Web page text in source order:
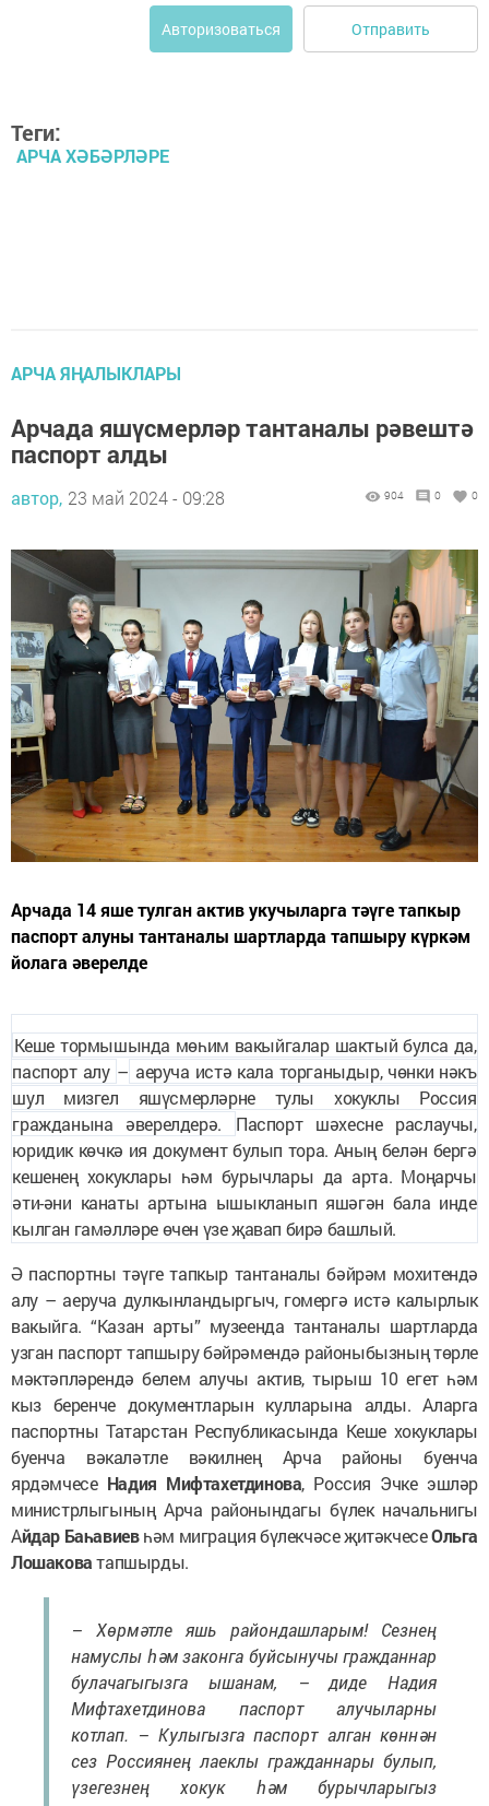
Авторизоваться Отправить
Теги:
АРЧА ХӘБӘРЛӘРЕ
АРЧА ЯҢАЛЫКЛАРЫ
Арчада яшүсмерләр тантаналы рәвештә
паспорт алды
автор, 23 май 2024 - 09:28 904 0 0
Арчада 14 яше тулган актив укучыларга тәүге тапкыр
паспорт алуны тантаналы шартларда тапшыру күркәм
йолага әверелде
Кеше тормышында мөһим вакыйгалар шактый булса да,
паспорт алу – аеруча истә кала торганыдыр, чөнки нәкъ
шул мизгел яшүсмерләрне тулы хокуклы Россия
гражданына әверелдерә.
Паспорт шәхесне раслаучы,
юридик көчкә ия документ булып тора. Аның белән бергә
кешенең хокуклары һәм бурычлары да арта. Моңарчы
әти-әни канаты артына ышыкланып яшәгән бала инде
кылган гамәлләре өчен үзеҗавап бирә башлый.
Ә паспортны тәүге тапкыр тантаналы бәйрәм мохитендә
алу – аеруча дулкынландыргыч, гомергә истә калырлык
вакыйга. “Казан арты” музеенда тантаналы шартларда
узган паспорт тапшыру бәйрәмендә районыбызның төрле
мәктәпләрендә белем алучы актив, тырыш 10 егет һәм
кыз беренче документларын кулларына алды. Аларга
паспортны Татарстан Республикасында Кеше хокуклары
буенча вәкаләтле вәкилнең Арча районы буенча
ярдәмчесе Надия Мифтахетдинова, Россия Эчке эшләр
министрлыгының Арча районындагы бүлек начальнигы
Айдар Баһавиевһәм миграция бүлекчәсе җитәкчесеОльга
Лошаковатапшырды.
– Хөрмәтле яшь райондашларым! Сезнең
намуслы һәм законга буйсынучы гражданнар
булачагыгызга ышанам, – диде Надия
Мифтахетдинова паспорт алучыларны
котлап. – Кулыгызга паспорт алган көннән
сез Россиянең лаеклы гражданнары булып,
үзегезнең хокук һәм бурычларыгыз